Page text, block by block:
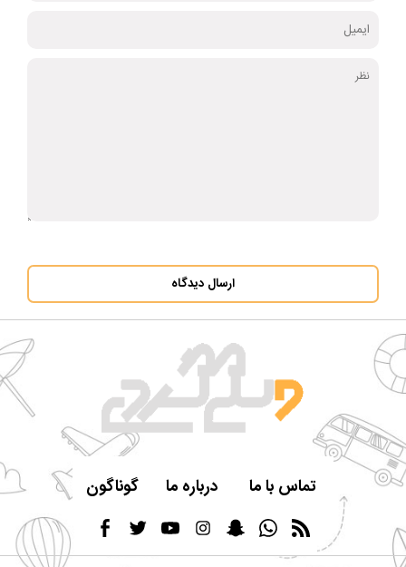
ارسال دیدگاه
تماس با ما درباره ما گوناگون